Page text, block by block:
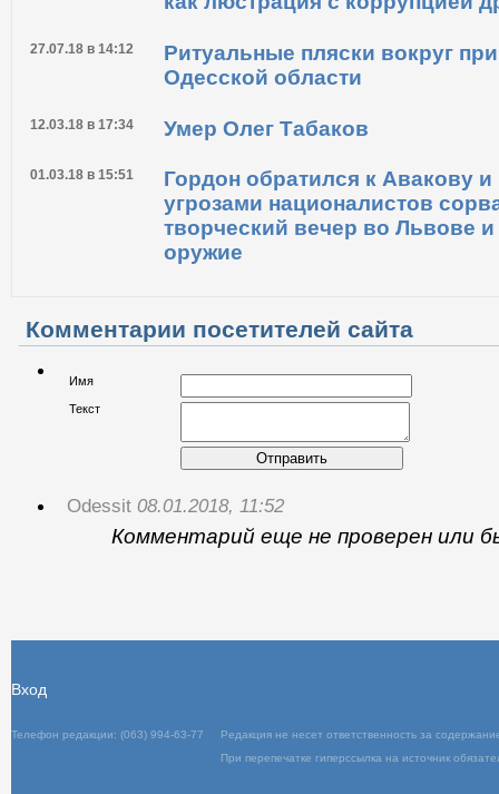
27.07.18 в 14:12
Ритуальные пляски вокруг
Одесской области
12.03.18 в 17:34 Умер Олег Табаков
01.03.18 в 15:51
Гордон обратился к Авакову и
угрозами националистов
творческий вечер во Львове
оружие
Комментарии посетителей сайта
Имя
Текст
Отправить
Odessit 08.01.2018, 11:52
Комментарий еще не проверен или
Телефон редакции: (063) 994-63-77
При